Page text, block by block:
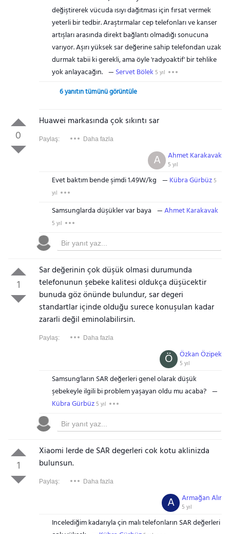
değiştirerek vücuda ısıyı dağıtması için fırsat vermek
yeterli bir tedbir. Araştırmalar cep telefonları ve kanser
artışları arasında direkt bağlantı olmadığı sonucuna
varıyor. Aşırı yüksek sar değerine sahip telefondan uzak
durmak tabii ki gerekli, ama öyle 'radyoaktif' bir tehlike
yok anlayacağın.
Servet Bölek 5 yıl
6 yanıtın tümünü görüntüle
0
Huawei markasında çok sıkıntı sar
Paylaş: Daha fazla
Ahmet Karakavak
5 yıl
A
Evet baktım bende şimdi 1.49W/kg Kübra Gürbüz5
yıl
Samsunglarda düşükler var baya Ahmet Karakavak
5 yıl
1
Sar değerinin çok düşük olmasi durumunda
telefonunun şebeke kalitesi oldukça düşücektir
bunuda göz önünde bulundur, sar degeri
standartlar içinde olduğu surece konuşulan kadar
zararli değil eminolabilirsin.
Paylaş: Daha fazla
Özkan Özipek
5 yıl
Ö
Samsung'ların SAR değerleri genel olarak düşük
şebekeyle ilgili bi problem yaşayan oldu mu acaba?
Kübra Gürbüz5 yıl
1
Xiaomi lerde de SAR degerleri cok kotu aklinizda
bulunsun.
Paylaş: Daha fazla
Armağan Alır
5 yıl
A
Incelediğim kadarıyla çin malı telefonların SAR değerleri